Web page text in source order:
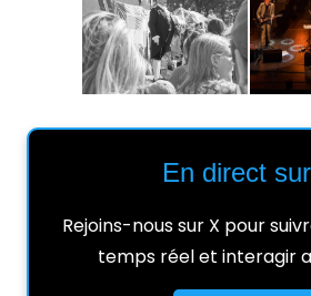
En direct
Rejoins-nous sur X pour
temps réel et interagir